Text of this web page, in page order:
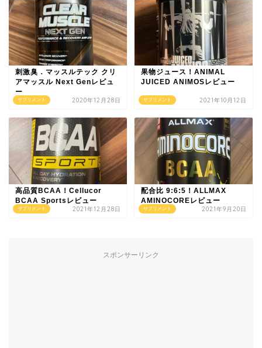
サプリメント
刺激臭．マッスルテック クリ
アマッスル Next Genレビュ
ー
2020年12月28日 サプリメント
果物ジュース！ANIMAL
JUICED ANIMOSレビュー
2021年10月12日
サプリメント
高品質BCAA！Cellucor
BCAA Sportsレビュー
2021年12月28日 サプリメント
配合比 9:6:5！ALLMAX
AMINOCOREレビュー
2021年9月20日
スポンサーリンク